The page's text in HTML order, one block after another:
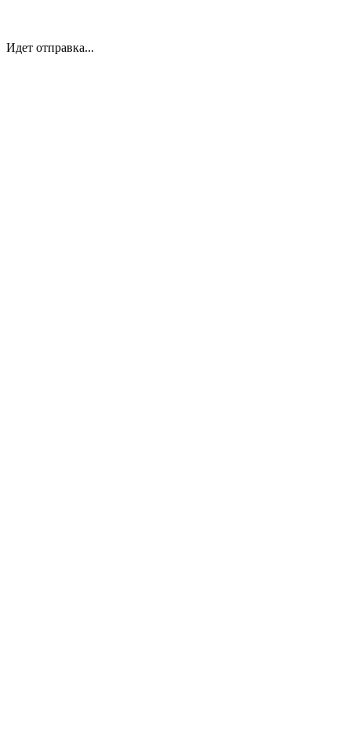
Идет отправка...